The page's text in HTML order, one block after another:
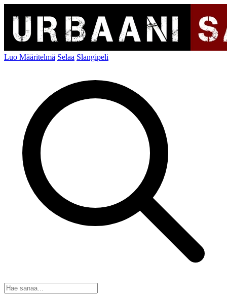
Luo Määritelmä Selaa Slangipeli